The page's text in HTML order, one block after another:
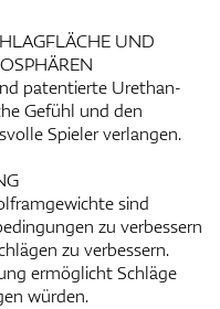
UND
patentierte Urethan-
Gefühl und den
Spieler verlangen.
sind
zu verbessern
zu verbessern.
ermöglicht Schläge
würden.